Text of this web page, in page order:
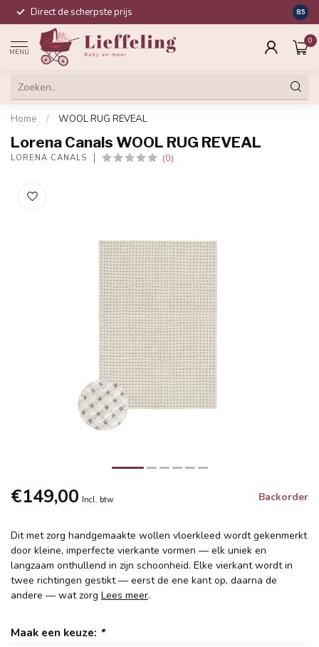
Direct de scherpste prijs 8.5
MENU
0
Home / WOOL RUG REVEAL
Lorena Canals WOOL RUG REVEAL
LORENA CANALS (0)
€149,00 Incl. btw Backorder
Dit met zorg handgemaakte wollen vloerkleed wordt gekenmerkt
door kleine, imperfecte vierkante vormen — elk uniek en
langzaam onthullend in zijn schoonheid. Elke vierkant wordt in
twee richtingen gestikt — eerst de ene kant op, daarna de
andere — wat zorg Lees meer.
Maak een keuze: *